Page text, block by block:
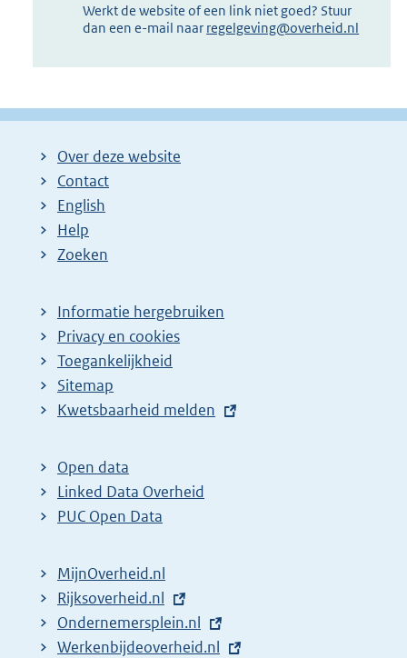
Werkt de website of een link niet goed? Stuur
dan een e-mail naar regelgeving@overheid.nl
Over deze website
Contact
English
Help
Zoeken
Informatie hergebruiken
Privacy en cookies
Toegankelijkheid
Sitemap
E
t
e
r
l
i
n
Kwetsbaarheid melden
Open data
Linked Data Overheid
PUC Open Data
MijnOverheid.nl
E
x
t
Rijksoverheid.nl
E
x
Ondernemersplein.nl
E
Werkenbijdeoverheid.nl